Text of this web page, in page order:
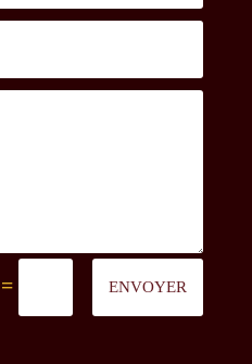
= ENVOYER